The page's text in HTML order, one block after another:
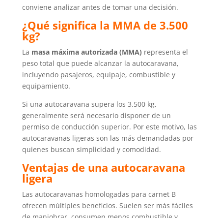
conviene analizar antes de tomar una decisión.
¿Qué significa la MMA de 3.500
kg?
La masa máxima autorizada (MMA) representa el
peso total que puede alcanzar la autocaravana,
incluyendo pasajeros, equipaje, combustible y
equipamiento.
Si una autocaravana supera los 3.500 kg,
generalmente será necesario disponer de un
permiso de conducción superior. Por este motivo, las
autocaravanas ligeras son las más demandadas por
quienes buscan simplicidad y comodidad.
Ventajas de una autocaravana
ligera
Las autocaravanas homologadas para carnet B
ofrecen múltiples beneficios. Suelen ser más fáciles